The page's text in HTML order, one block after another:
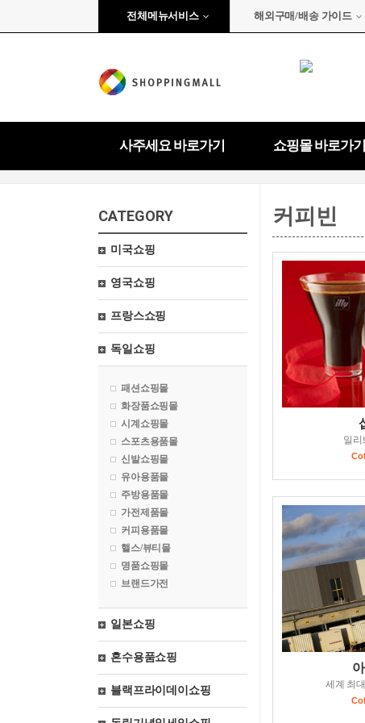
전체메뉴서비스 해외구매/배송 가이드
사주세요 바로가기 쇼핑몰 바로가기
CATEGORY
미국쇼핑
영국쇼핑
프랑스쇼핑
독일쇼핑
패션쇼핑몰
화장품쇼핑몰
시계쇼핑몰
스포츠용품몰
신발쇼핑몰
유아용품몰
주방용품몰
가전제품몰
커피용품몰
핼스/뷰티몰
명품쇼핑몰
브랜드가전
일본쇼핑
혼수용품쇼핑
블랙프라이데이쇼핑
커피빈
일리
세계 최